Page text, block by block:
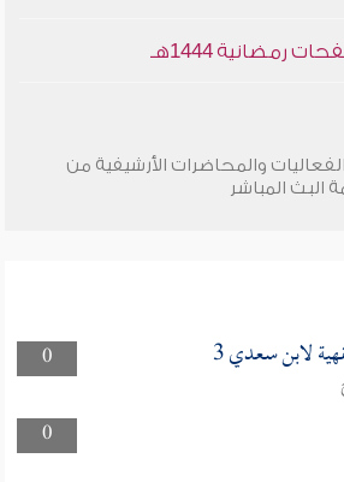
رمضانية 1444هـ
والمحاضرات الأرشيفية من
البث المباشر
0 لابن سعدي 3
0